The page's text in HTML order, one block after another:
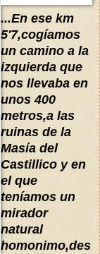
...En ese km
5'7,cogíamos
un camino a la
izquierda que
nos llevaba en
unos 400
metros,a las
ruinas de la
Masía del
Castillico y en
el que
teníamos un
mirador
natural
homonimo,des